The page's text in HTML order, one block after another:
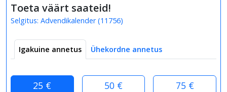
Toeta väärt saateid!
Selgitus: Advendikalender(11756)
Igakuine annetus Ühekordne annetus
25 € 50 € 75 €